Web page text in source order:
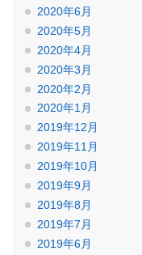
2020年6月
2020年5月
2020年4月
2020年3月
2020年2月
2020年1月
2019年12月
2019年11月
2019年10月
2019年9月
2019年8月
2019年7月
2019年6月